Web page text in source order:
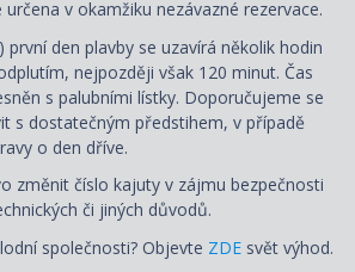
v okamžiku nezávazné rezervace.
první den plavby se uzavírá několik hodin
nejpozději však 120 minut. Čas
s palubními lístky. Doporučujeme se
s dostatečným předstihem, v případě
o den dříve.
změnit číslo kajuty v zájmu bezpečnosti
či jiných důvodů.
společnosti? Objevte ZDE svět výhod.